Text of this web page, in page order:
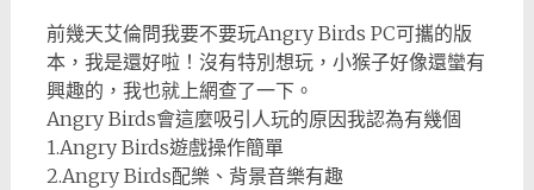
前幾天艾倫問我要不要玩Angry Birds PC可攜的版
本，我是還好啦！沒有特別想玩，小猴子好像還蠻有
興趣的，我也就上網查了一下。
Angry Birds會這麼吸引人玩的原因我認為有幾個
1.Angry Birds遊戲操作簡單
2.Angry Birds配樂、背景音樂有趣